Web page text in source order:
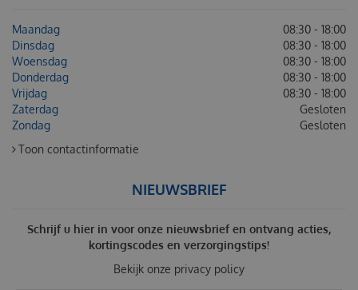
Maandag
08:30 - 18:00
Dinsdag
08:30 - 18:00
Woensdag
08:30 - 18:00
Donderdag
08:30 - 18:00
Vrijdag
08:30 - 18:00
Zaterdag
Gesloten
Zondag
Gesloten
Toon contactinformatie
NIEUWSBRIEF
Schrijf u hier in voor onze nieuwsbrief en ontvang acties,
kortingscodes en verzorgingstips!
Bekijk onze privacy policy